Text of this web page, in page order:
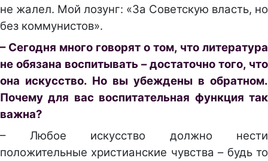
не жалел. Мой лозунг: «За Советскую власть, но
без коммунистов».
– Сегодня много говорят о том, что литература
не обязана воспитывать – достаточно того, что
она искусство. Но вы убеждены в обратном.
Почему для вас воспитательная функция так
важна?
– Любое искусство должно нести
положительные христианские чувства – будь то